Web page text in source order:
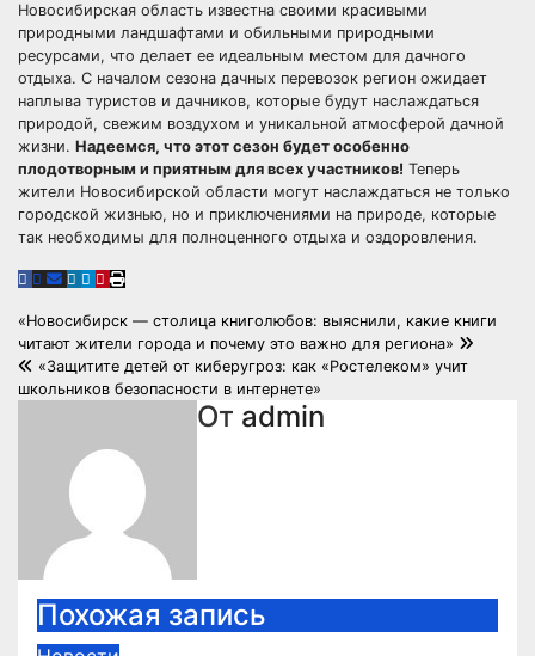
Новосибирская область известна своими красивыми
природными ландшафтами и обильными природными
ресурсами, что делает ее идеальным местом для дачного
отдыха. С началом сезона дачных перевозок регион ожидает
наплыва туристов и дачников, которые будут наслаждаться
природой, свежим воздухом и уникальной атмосферой дачной
жизни. Надеемся, что этот сезон будет особенно
плодотворным и приятным для всех участников! Теперь
жители Новосибирской области могут наслаждаться не только
городской жизнью, но и приключениями на природе, которые
так необходимы для полноценного отдыха и оздоровления.
Навигация
по
«Новосибирск — столица книголюбов: выяснили, какие книги
читают жители города и почему это важно для региона»
«Защитите детей от киберугроз: как «Ростелеком» учит
школьников безопасности в интернете»
От admin
Похожая запись